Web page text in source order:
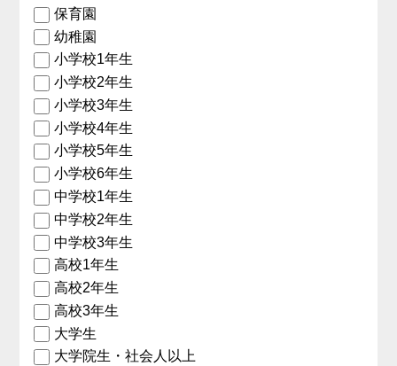
保育園
幼稚園
小学校1年生
小学校2年生
小学校3年生
小学校4年生
小学校5年生
小学校6年生
中学校1年生
中学校2年生
中学校3年生
高校1年生
高校2年生
高校3年生
大学生
大学院生・社会人以上